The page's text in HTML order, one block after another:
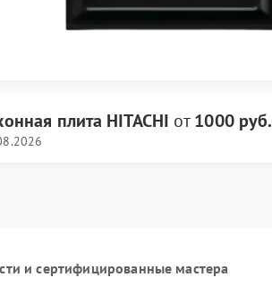
плита HITACHI от1000 руб.
и сертифицированные мастера